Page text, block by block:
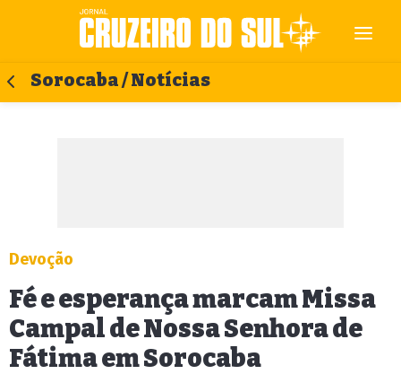
Sorocaba / Notícias
Devoção
Fé e esperança marcam Missa
Campal de Nossa Senhora de
Fátima em Sorocaba